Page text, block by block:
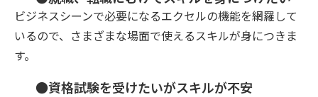
ビジネスシーンで必要になるエクセルの機能を網羅して
いるので、さまざまな場面で使えるスキルが身につきま
す。
●資格試験を受けたいがスキルが不安